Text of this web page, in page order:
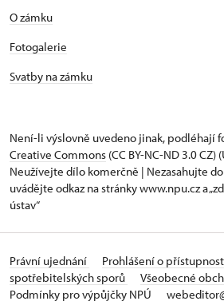
O zámku
Fotogalerie
Svatby na zámku
Není-li výslovně uvedeno jinak, podléhají
Creative Commons (CC BY-NC-ND 3.0
Neužívejte dílo komerčně | Nezasahujte
uvádějte odkaz na stránky www.npu.cz a
ústav“
Právní ujednání Prohlášení o
spotřebitelských sporů
Všeobecné
Podmínky pro výpůjčky NPÚ